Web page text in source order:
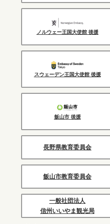
ノルウェー王国大使館 後援
スウェーデン王国大使館 後援
飯山市 後援
長野県教育委員会
飯山市教育委員会
一般社団法人
信州いいやま観光局